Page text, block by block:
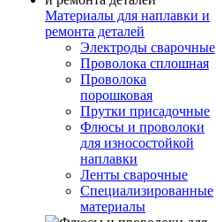
Материалы для наплавки и
ремонта деталей
Электроды сварочные
Проволока сплошная
Проволока
порошковая
Прутки присадочные
Флюсы и проволоки
для износостойкой
наплавки
Ленты сварочные
Специализированные
материалы